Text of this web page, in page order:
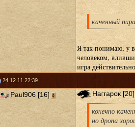
каченный
Я так понимаю, у
человеком,
игра
24.12.11 22:39
Paul906 [16] Наггарок [20]
конечно
но дропа